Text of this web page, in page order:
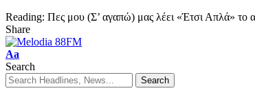
Reading: Πες μου (Σ’ αγαπώ) μας λέει «Έτσι Απλά» το
Share
Aa
Search